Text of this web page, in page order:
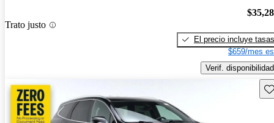
Trato justo
El precio incluye tasas
$659/mes
Verif. disponibilidad